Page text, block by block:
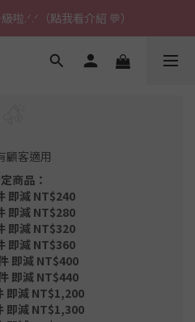
啦.ᐟ.ᐟ（點我看介紹 💬）
啦.ᐟ.ᐟ（點我看介紹 💬）
免運 (指定商品)
顧客適用
商品：
即減 NT$240
即減 NT$280
即減 NT$320
即減 NT$360
即減 NT$400
即減 NT$440
即減 NT$1,200
即減 NT$1,300